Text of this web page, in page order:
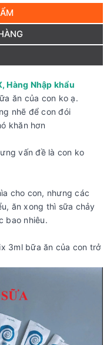
Hàng Nhập khẩu
ăn của con ko ạ.
nhẽ để con đói
khăn hơn
vấn đề là con ko
cho con, nhưng các
ăn xong thì sữa chảy
bao nhiêu.
3ml bữa ăn của con trở